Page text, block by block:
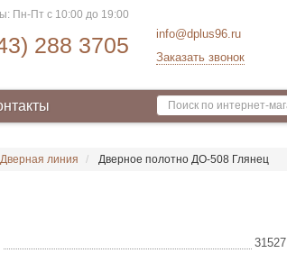
Пн-Пт с 10:00 до 19:00
288 3705
info@dplus96.ru
Заказать звонок
линия Дверное полотно ДО-508 Глянец
31527